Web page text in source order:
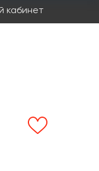
кабинет